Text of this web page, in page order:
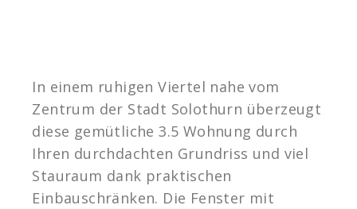
In einem ruhigen Viertel nahe vom
Zentrum der Stadt Solothurn überzeugt
diese gemütliche 3.5 Wohnung durch
Ihren durchdachten Grundriss und viel
Stauraum dank praktischen
Einbauschränken. Die Fenster mit